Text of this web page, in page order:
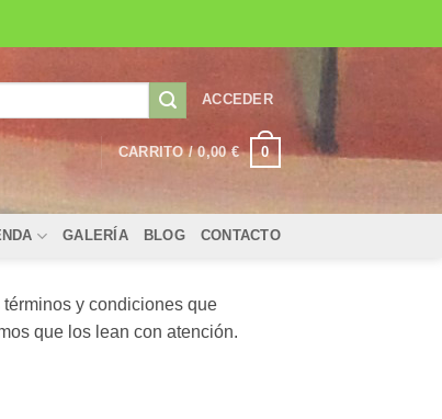
ACCEDER
CARRITO /0,00€ 0
GALERÍA BLOG CONTACTO
y condiciones que
que los lean con atención.